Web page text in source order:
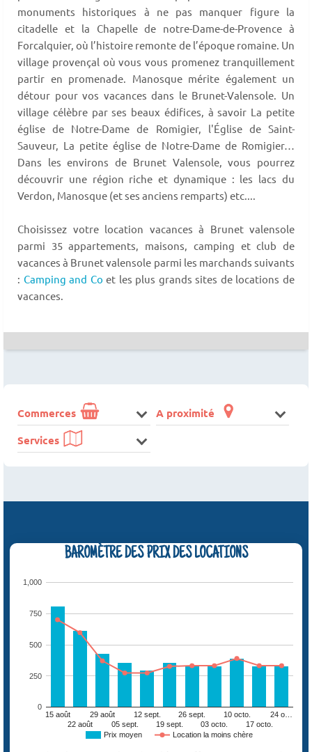
monuments historiques à ne pas manquer figure la
citadelle et la Chapelle de notre-Dame-de-Provence à
Forcalquier, où l’histoire remonte de l’époque romaine. Un
village provençal où vous vous promenez tranquillement
partir en promenade. Manosque mérite également un
détour pour vos vacances dans le Brunet-Valensole. Un
village célèbre par ses beaux édifices, à savoir La petite
église de Notre-Dame de Romigier, l'Église de Saint-
Sauveur, La petite église de Notre-Dame de Romigier…
Dans les environs de Brunet Valensole, vous pourrez
découvrir une région riche et dynamique : les lacs du
Verdon, Manosque (et ses anciens remparts) etc....
Choisissez votre location vacances à Brunet valensole
parmi 35 appartements, maisons, camping et club de
vacances à Brunet valensole parmi les marchands suivants
: Camping and Co et les plus grands sites de locations de
vacances.
Commerces
A proximité
Services
BAROMÈTRE DES PRIX DES LOCATIONS
Prix moyen Location la moins chère
15 août
22 août
29 août
05 sept.
12 sept.
19 sept.
26 sept.
03 octo.
10 octo.
17 octo.
24 o…
0
250
500
750
1,000